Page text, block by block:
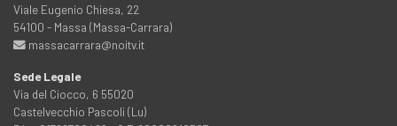
Viale Eugenio Chiesa, 22
54100 - Massa (Massa-Carrara)
massacarrara@noitv.it
Sede Legale
Via del Ciocco, 6 55020
Castelvecchio Pascoli (Lu)